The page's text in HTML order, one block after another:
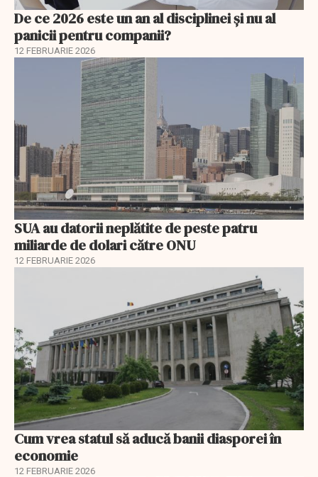
De ce 2026 este un an al disciplinei și nu al
panicii pentru companii?
12 FEBRUARIE 2026
SUA au datorii neplătite de peste patru
miliarde de dolari către ONU
12 FEBRUARIE 2026
Cum vrea statul să aducă banii diasporei în
economie
12 FEBRUARIE 2026